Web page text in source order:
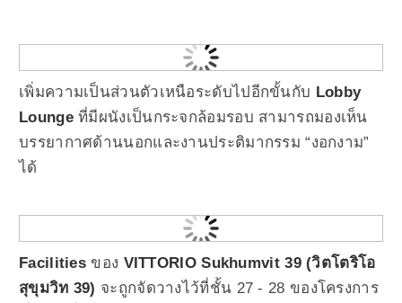
เพิ่มความเป็นส่วนตัวเหนือระดับไปอีกขั้นกับ Lobby
Loungeที่มีผนังเป็นกระจกล้อมรอบ สามารถมองเห็น
บรรยากาศด้านนอกและงานประติมากรรม “งอกงาม”
ได้
Facilities ของ VITTORIO Sukhumvit 39 (วิตโตริโอ
สุขุมวิท 39) จะถูกจัดวางไว้ที่ชั้น 27 - 28 ของโครงการ